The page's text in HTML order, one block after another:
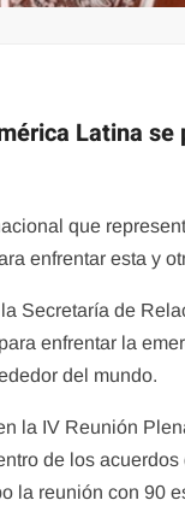
Latina
que
enfrentar esta y
Secretaría de
enfrentar la
del mundo.
la IV Reunión
de los
la reunión con 90